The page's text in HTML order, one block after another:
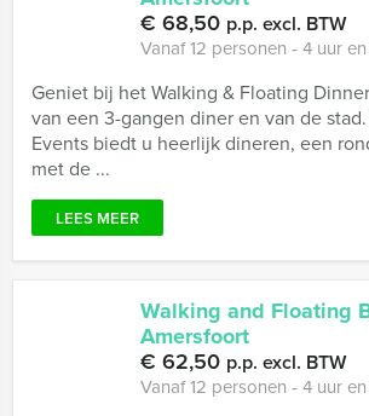
€ 68,50 p.p. excl. BTW
Vanaf 12 personen ‐ 4 uur
Geniet bij het Walking & Floating
van een 3-gangen diner en van de
Events biedt u heerlijk dineren, een
met de ...
LEES MEER
Walking and Floating
Amersfoort
€ 62,50 p.p. excl. BTW
Vanaf 12 personen ‐ 4 uur